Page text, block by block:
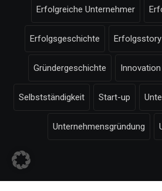
Erfolgreiche Unternehmer
Erfolgsgeschichte Erfolgsstory
Gründergeschichte Innovation
Selbstständigkeit Start-up
Unternehmensgründung